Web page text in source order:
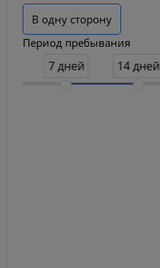
В одну сторону
Период пребывания
7 дней 14 дней